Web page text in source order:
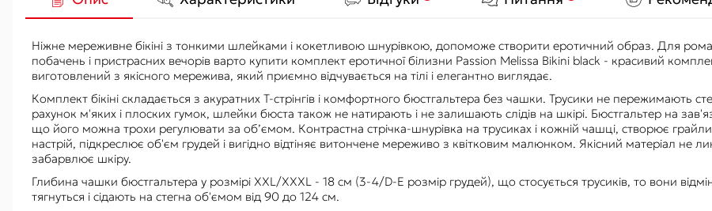
Ніжне мереживне бікіні з тонкими шлейками і кокетливою шнурівкою, допоможе створити еротичний образ. Для
побачень і пристрасних вечорів варто купити комплект еротичної білизни Passion Melissa Bikini black - красивий
виготовлений з якісного мережива, який приємно відчувається на тілі і елегантно виглядає.
Комплект бікіні складається з акуратних Т-стрінгів і комфортного бюстгальтера без чашки. Трусики не пережимають
рахунок м'яких і плоских гумок, шлейки бюста також не натирають і не залишають слідів на шкірі. Бюстгальтер на
що його можна трохи регулювати за об’ємом. Контрастна стрічка-шнурівка на трусиках і кожній чашці, створює
настрій, підкреслює об'єм грудей і вигідно відтіняє витончене мереживо з квітковим малюнком. Якісний матеріал не
забарвлює шкіру.
Глибина чашки бюстгальтера у розмірі XXL/XXXL - 18 см (3-4/D-E розмір грудей), що стосується трусиків, то вони
тягнуться і сідають на стегна об'ємом від 90 до 124 см.